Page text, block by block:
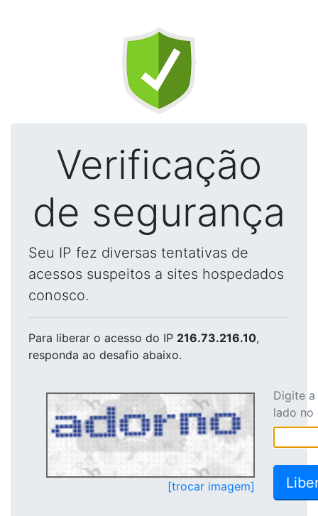
Verificação
de segurança
Seu IP fez diversas tentativas de
acessos suspeitos a sites hospedados
conosco.
Para liberar o acesso do IP 216.73.216.10,
responda ao desafio abaixo.
[trocar imagem]
Digite
lado no